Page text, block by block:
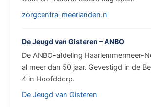
zorgcentra-meerlanden.nl
De Jeugd van Gisteren – ANBO
De ANBO-afdeling Haarlemmermeer-
al meer dan 50 jaar. Gevestigd in de
4 in Hoofddorp.
De Jeugd van Gisteren